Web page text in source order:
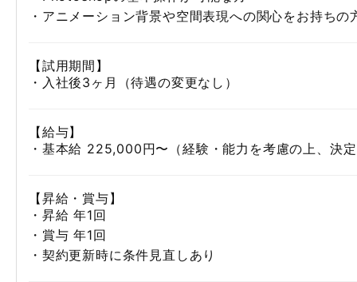
・アニメーション背景や空間表現への関心をお持ちの
【試用期間】
・入社後3ヶ月（待遇の変更なし）
【給与】
・基本給 225,000円〜（経験・能力を考慮の上、決
【昇給・賞与】
・昇給 年1回
・賞与 年1回
・契約更新時に条件見直しあり